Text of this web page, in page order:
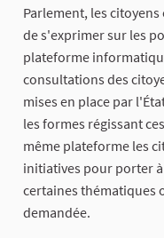
Parlement, les
de s'exprimer sur les
plateforme
consultations des
mises en place par
les formes régissant
même plateforme les
initiatives pour porter
certaines thématiques
demandée.